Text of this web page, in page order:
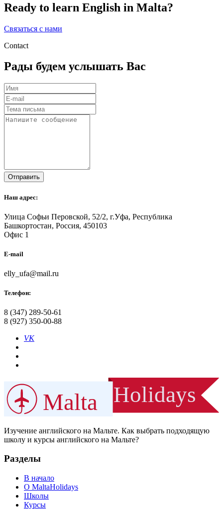
Ready to learn English in Malta?
Связаться с нами
Contact
Рады будем услышать Вас
Отправить
Наш адрес:
Улица Софьи Перовской, 52/2, г.Уфа, Республика
Башкортостан, Россия, 450103
Офис 1
E-mail
elly_ufa@mail.ru
Телефон:
8 (347) 289-50-61
8 (927) 350-00-88
VK
Malta Holidays
Изучение английского на Мальте. Как выбрать подходящую
школу и курсы английского на Мальте?
Разделы
В начало
О MaltaHolidays
Школы
Курсы